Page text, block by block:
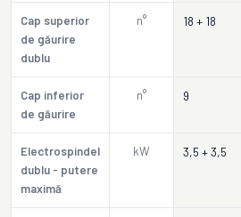
Cap superior
de găurire
dublu
n° 18 + 18
Cap inferior
de găurire
n° 9
Electrospindel
dublu - putere
maximă
kW 3,5 + 3,5